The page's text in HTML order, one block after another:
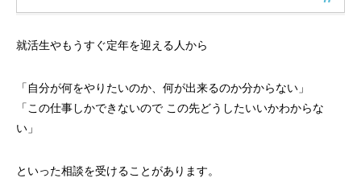
就活生やもうすぐ定年を迎える人から
「自分が何をやりたいのか、何が出来るのか分からない」
「この仕事しかできないので この先どうしたいいかわからな
い」
といった相談を受けることがあります。